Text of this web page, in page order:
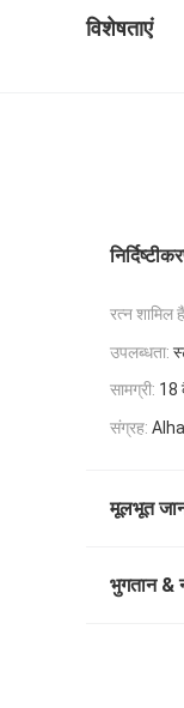
विशेषताएं
रत्न शामिल
उपलब्धता:
सामग्री: 18
संग्रह:
मूलभूत
भुगतान &